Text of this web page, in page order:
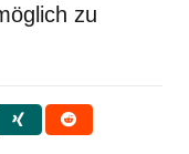
zu